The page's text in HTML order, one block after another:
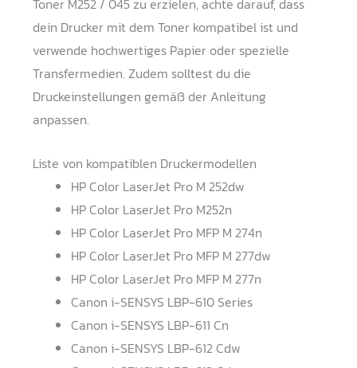
Toner M252 / 045 zu erzielen, achte darauf, dass
dein Drucker mit dem Toner kompatibel ist und
verwende hochwertiges Papier oder spezielle
Transfermedien. Zudem solltest du die
Druckeinstellungen gemäß der Anleitung
anpassen.
Liste von kompatiblen Druckermodellen
HP Color LaserJet Pro M 252dw
HP Color LaserJet Pro M252n
HP Color LaserJet Pro MFP M 274n
HP Color LaserJet Pro MFP M 277dw
HP Color LaserJet Pro MFP M 277n
Canon i-SENSYS LBP-610 Series
Canon i-SENSYS LBP-611 Cn
Canon i-SENSYS LBP-612 Cdw